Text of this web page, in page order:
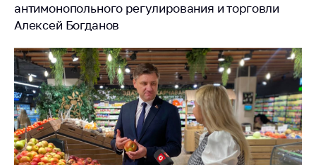
антимонопольного регулирования и торговли
Алексей Богданов